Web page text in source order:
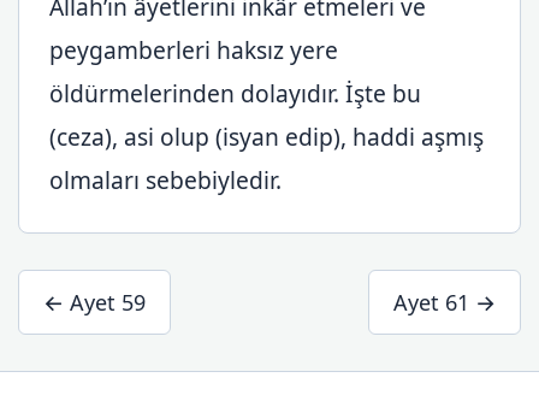
Allah’ın âyetlerini inkâr etmeleri ve
peygamberleri haksız yere
öldürmelerinden dolayıdır. İşte bu
(ceza), asi olup (isyan edip), haddi aşmış
olmaları sebebiyledir.
← Ayet 59 Ayet 61 →